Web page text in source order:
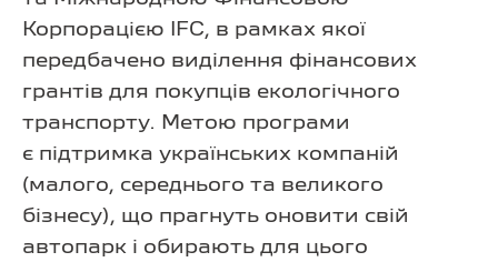
Корпорацією IFC, в рамках якої
передбачено виділення фінансових
грантів для покупців екологічного
транспорту. Метою програми
є підтримка українських компаній
(малого, середнього та великого
бізнесу), що прагнуть оновити свій
автопарк і обирають для цього